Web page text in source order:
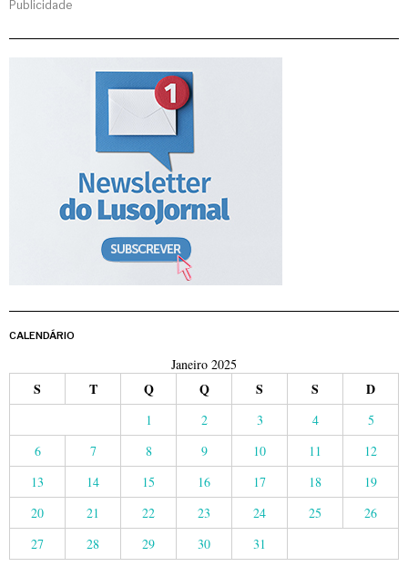
Publicidade
CALENDÁRIO
Janeiro 2025
S T Q Q S S D
1 2 3 4
5
6
7 8 9 10 11
12
13
14 15 16 17 18
19
20
21 22 23 24 25
26
27
28 29 30 31